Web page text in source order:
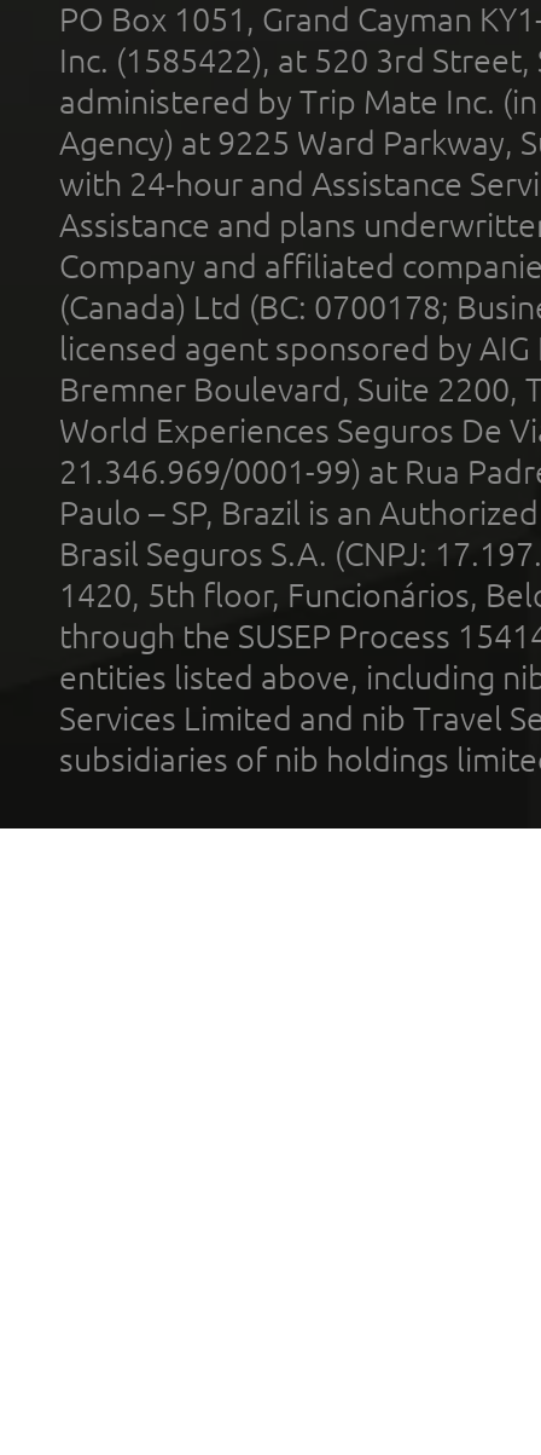
PO Box 1051, Grand Cayman
Inc. (1585422), at 520 3rd
administered by Trip Mate Inc.
Agency) at 9225 Ward Parkway,
with 24-hour and Assistance
Assistance and plans
Company and affiliated
(Canada) Ltd (BC: 0700178;
licensed agent sponsored by
Bremner Boulevard, Suite 2200,
World Experiences Seguros De
21.346.969/0001-99) at Rua
Paulo – SP, Brazil is an
Brasil Seguros S.A. (CNPJ:
1420, 5th floor, Funcionários,
through the SUSEP Process
entities listed above, including
Services Limited and nib Travel
subsidiaries of nib holdings